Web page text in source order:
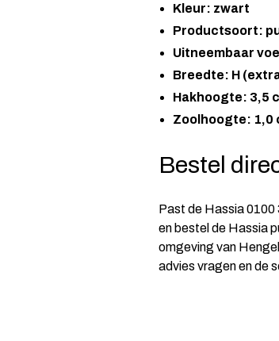
Kleur: zwart
Productsoort:
Uitneembaar
Breedte: H
Hakhoogte: 3,5
Zoolhoogte: 1,0
Bestel
Past de Hassia 0100
en bestel de Hassia
omgeving van
advies vragen en de